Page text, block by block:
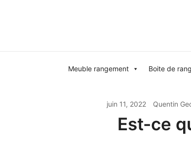
Meuble rangement Boite de
juin 11, 2022 Quentin
Est-ce